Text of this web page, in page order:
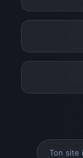
Ton site